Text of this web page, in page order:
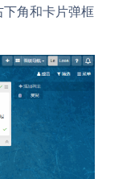
下角和卡片弹框